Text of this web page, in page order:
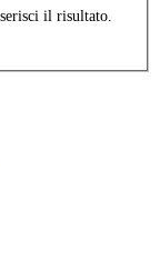
il risultato.